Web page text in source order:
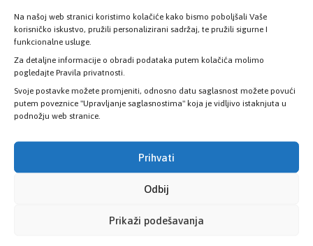
Na našoj web stranici koristimo kolačiće kako bismo poboljšali Vaše
korisničko iskustvo, pružili personalizirani sadržaj, te pružili sigurne I
funkcionalne usluge.
Za detaljne informacije o obradi podataka putem kolačića molimo
pogledajte Pravila privatnosti.
Svoje postavke možete promjeniti, odnosno datu saglasnost možete povući
putem poveznice "Upravljanje saglasnostima" koja je vidljivo istaknjuta u
podnožju web stranice.
Prihvati
Odbij
Prikaži podešavanja
Provjerite status vaše elektronske
zdravstvene kartice
PROVJERITE STATUS